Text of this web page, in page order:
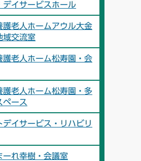
デイサービスホール
護老人ホームアウル大金
域交流室
護老人ホーム松寿園・会
護老人ホーム松寿園・多
ペース
デイサービス・リハビリ
ーれ幸樹・会議室